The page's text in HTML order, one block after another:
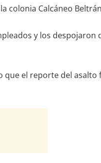
colonia Calcáneo
y los despojaron
el reporte del asalto